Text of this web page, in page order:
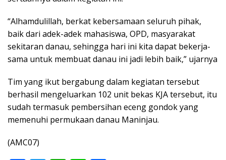
“Alhamdulillah, berkat kebersamaan seluruh pihak,
baik dari adek-adek mahasiswa, OPD, masyarakat
sekitaran danau, sehingga hari ini kita dapat bekerja-
sama untuk membuat danau ini jadi lebih baik,” ujarnya
Tim yang ikut bergabung dalam kegiatan tersebut
berhasil mengeluarkan 102 unit bekas KJA tersebut, itu
sudah termasuk pembersihan eceng gondok yang
memenuhi permukaan danau Maninjau.
(AMC07)